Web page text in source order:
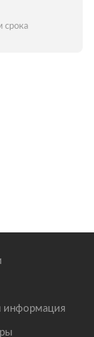
срока
информация